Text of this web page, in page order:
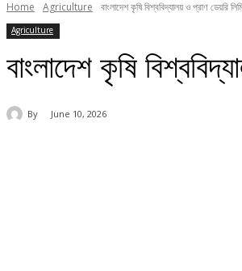
Home Agriculture বাংলাদেশ কৃষি বিশ্ববিদ্যালয় ও প্রাণ ডেয়রি
Agriculture
বাংলাদেশ কৃষি
By June 10, 2026